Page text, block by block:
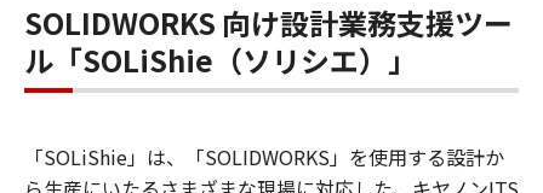
SOLIDWORKS 向け設計業務支援ツー
ル「SOLiShie（ソリシエ）」
「SOLiShie」は、「SOLIDWORKS」を使用する設計か